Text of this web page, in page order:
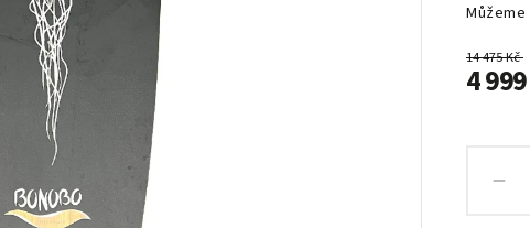
14 475 Kč
4